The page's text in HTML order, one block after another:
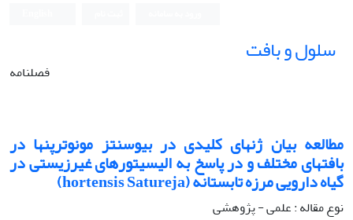
سلول و بافت
فصلنامه
مطالعه بیان ژن‏های کلیدی در بیوسنتز مونوترپن‏ها در
بافت‏های مختلف و در پاسخ به الیسیتورهای غیرزیستی در
گیاه دارویی مرزه تابستانه (hortensis Satureja)
نوع مقاله : علمی - پژوهشی